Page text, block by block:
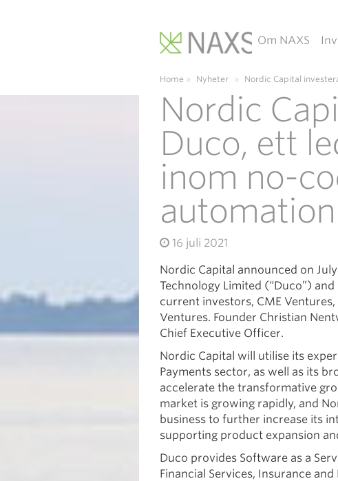
Om NAXS
Home » Nyheter » Nordic Capital
Nordic
Duco, ett
inom no-
automation
16 juli 2021
Nordic Capital announced on
Technology Limited (“Duco”)
current investors, CME
Ventures. Founder Christian
Chief Executive Officer.
Nordic Capital will utilise its
Payments sector, as well as its
accelerate the transformative
market is growing rapidly, and
business to further increase its
supporting product expansion
Duco provides Software as a
Financial Services, Insurance